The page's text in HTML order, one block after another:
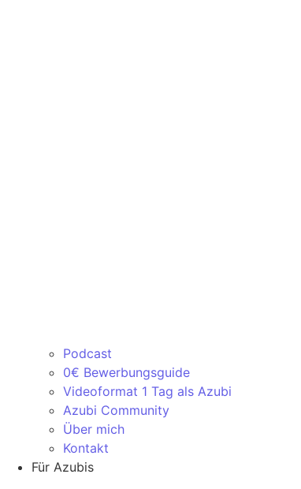
Podcast
0€ Bewerbungsguide
Videoformat 1 Tag als Azubi
Azubi Community
Über mich
Kontakt
Für Azubis